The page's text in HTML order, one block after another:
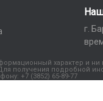
г.
характер и
получения подробной
+7 (3852) 65-89-77